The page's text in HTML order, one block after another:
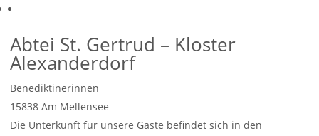
Abtei St. Gertrud – Kloster
Alexanderdorf
Benediktinerinnen
15838 Am Mellensee
Die Unterkunft für unsere Gäste befindet sich in den